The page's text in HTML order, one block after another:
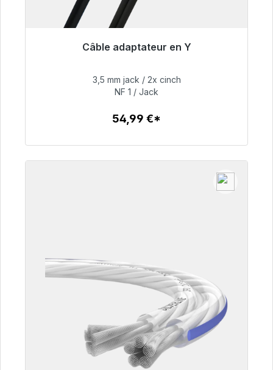
Câble adaptateur en Y
54,99 €
3,5 mm jack / 2x cinch
NF 1 / Jack
54,99 €*